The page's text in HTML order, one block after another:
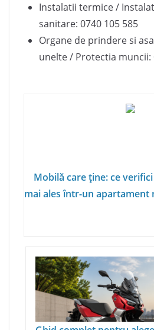
Instalatii termice /
sanitare: 0740 105 585
Organe de prindere si
unelte / Protectia muncii:
Mobilă care ține: ce
mai ales într-un apartament